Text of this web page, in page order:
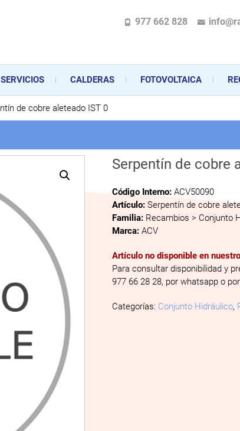
en la instalación, comercialización y mantenimiento de gas y
de gas, climatización o electrodomésticos, desde el asesoramiento
977 662 828
SERVICIOS CALDERAS FOTOVOLTAICA
de cobre aleteado IST 0
Serpentín de cobre
Código Interno:ACV50090
Artículo:Serpentín de cobre
Familia: Recambios > Conjunto
Marca:ACV
Artículo no disponible en
Para consultar disponibilidad y
977 66 28 28, por whatsapp o
Categorías: Conjunto Hidráulico,